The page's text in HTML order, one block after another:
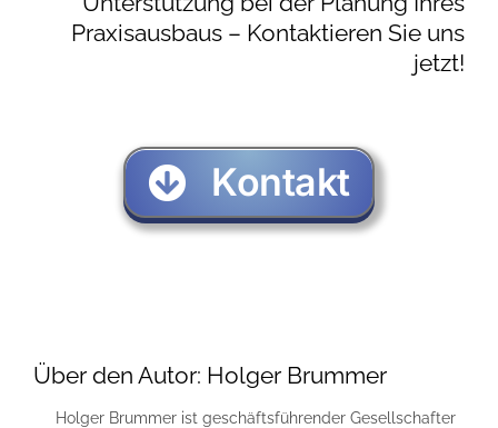
Praxisausbaus – Kontaktieren Sie uns
jetzt!
Kontakt
Über den Autor: Holger Brummer
Holger Brummer ist geschäftsführender Gesellschafter